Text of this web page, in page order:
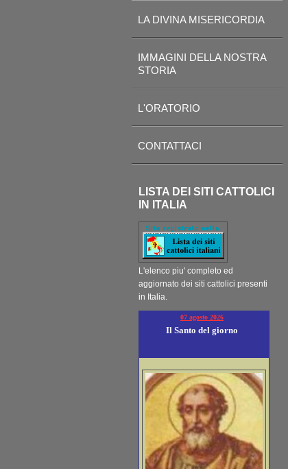
LA DIVINA MISERICORDIA
IMMAGINI DELLA NOSTRA
STORIA
L'ORATORIO
CONTATTACI
LISTA DEI SITI CATTOLICI
IN ITALIA
L'elenco piu' completo ed
aggiornato dei siti cattolici presenti
in Italia.
07 agosto 2026
Il Santo del giorno